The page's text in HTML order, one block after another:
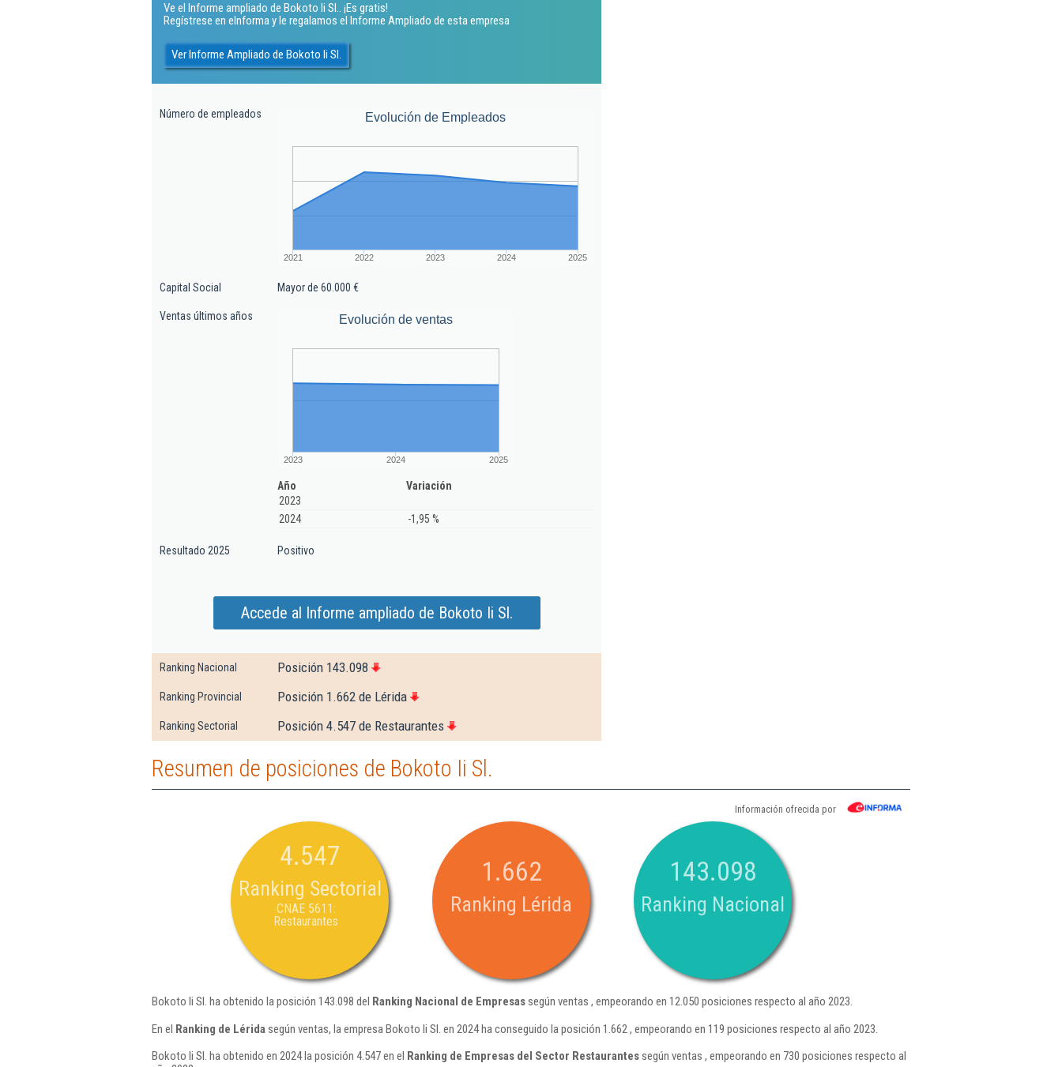
Ve el Informe ampliado de Bokoto Ii Sl.. ¡Es gratis!
Regístrese en eInforma y le regalamos el Informe Ampliado de esta empresa
Ver Informe Ampliado de Bokoto Ii Sl.
Número de empleados Evolución de Empleados
2021 2022 2023 2024 2025
Capital Social Mayor de 60.000 €
Ventas últimos años Evolución de ventas
2023 2024 2025
Año
Variación
2023
2024
-1,95 %
Resultado 2025 Positivo
Accede al Informe ampliado de Bokoto Ii Sl.
Ranking Nacional Posición 143.098
Ranking Provincial Posición 1.662 de Lérida
Ranking Sectorial Posición 4.547 de Restaurantes
Resumen de posiciones de Bokoto Ii Sl.
Información ofrecida por
4.547
Ranking Sectorial
CNAE 5611:
Restaurantes
1.662
Ranking Lérida
143.098
Ranking Nacional
Bokoto Ii Sl. ha obtenido la posición 143.098 del Ranking Nacional de Empresassegún ventas , empeorando en 12.050 posiciones respecto al año 2023.
En el Ranking de Lérida según ventas, la empresa Bokoto Ii Sl. en 2024 ha conseguido la posición 1.662 , empeorando en 119 posiciones respecto al año 2023.
Bokoto Ii Sl. ha obtenido en 2024 la posición 4.547 en el Ranking de Empresas del Sector Restaurantessegún ventas , empeorando en 730 posiciones respecto al